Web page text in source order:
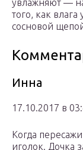
увлажняют —
того, как
сосновой
Инна
17.10.2017 в
Когда
иголок. Дочка